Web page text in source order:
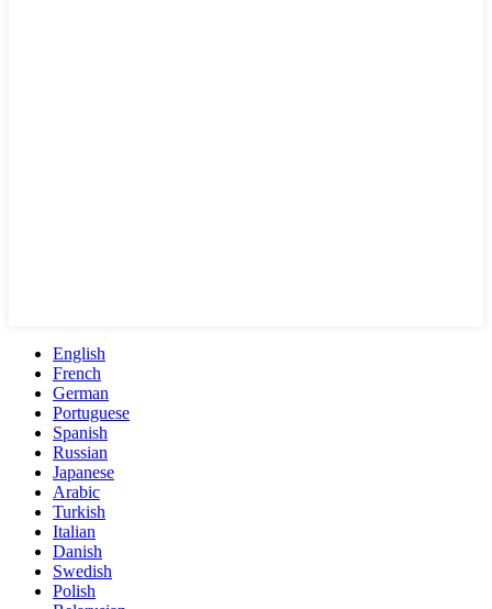
English
French
German
Portuguese
Spanish
Russian
Japanese
Arabic
Turkish
Italian
Danish
Swedish
Polish